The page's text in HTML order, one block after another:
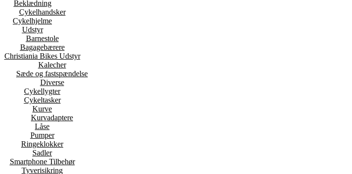
Beklædning
Cykelhandsker
Cykelhjelme
Udstyr
Barnestole
Bagagebærere
Christiania Bikes Udstyr
Kalecher
Sæde og fastspændelse
Diverse
Cykellygter
Cykeltasker
Kurve
Kurvadaptere
Låse
Pumper
Ringeklokker
Sadler
Smartphone Tilbehør
Tyverisikring